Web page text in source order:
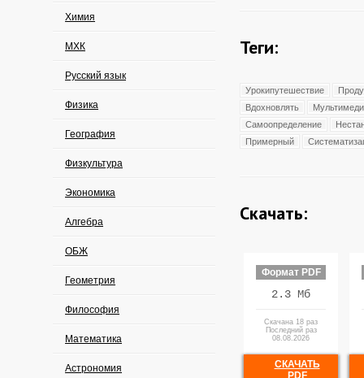
Химия
МХК
Русский язык
Физика
География
Физкультура
Экономика
Алгебра
ОБЖ
Геометрия
Философия
Математика
Астрономия
Теги:
Урокипутешествие
Вдохновлять
Самоопределение
Примерный
Скачать:
Формат PDF
2.3 Мб
Скачана 18 раз
Последний раз
08.08.2026
СКАЧАТЬ
PDF